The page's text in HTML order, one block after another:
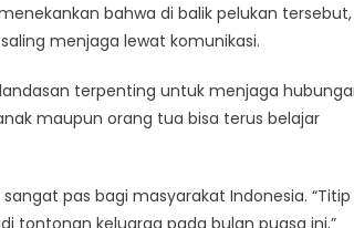
bahwa di balik pelukan tersebut,
menjaga lewat komunikasi.
terpenting untuk menjaga
maupun orang tua bisa terus belajar
pas bagi masyarakat Indonesia. “Titip
tontonan keluarga pada bulan puasa ini,”